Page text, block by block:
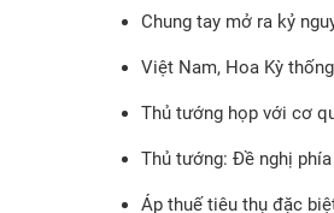
Chung tay mở ra kỷ
Việt Nam, Hoa Kỳ
Thủ tướng họp với cơ
Thủ tướng: Đề nghị
Áp thuế tiêu thụ đặc